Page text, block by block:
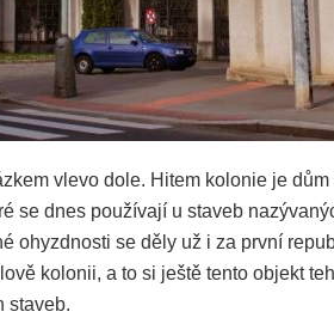
vlevo dole. Hitem kolonie je
se dnes používají u staveb
ohyzdnosti se děly už i za první
kolonii, a to si ještě tento objekt
staveb.